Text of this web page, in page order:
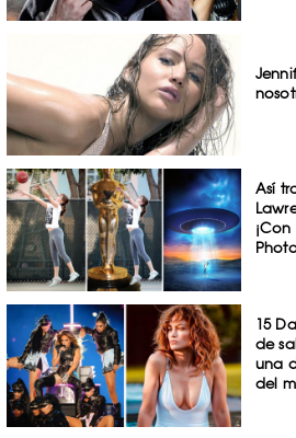
Así
15
de
una
del